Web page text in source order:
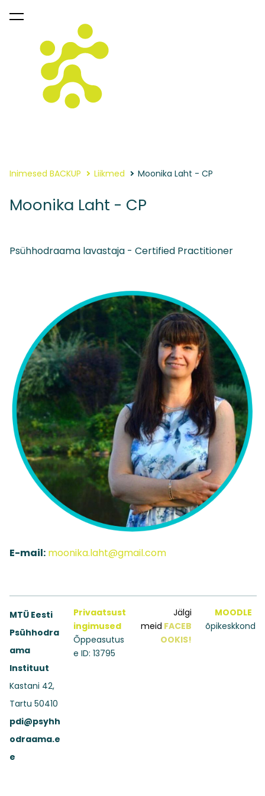
lisati ostukorvi.
Inimesed BACKUP Liikmed Moonika Laht - CP
E-mail: moonika.laht@gmail.com
Moonika Laht - CP
Psühhodraama lavastaja - Certified Practitioner
MTÜ Eesti
Psühhodra
ama
Instituut
Kastani 42,
Tartu 50410
pdi@psyhh
odraama.e
e
Privaatsust
ingimused
Õppeasutus
e ID: 13795
Jälgi
meid FACEB
OOKIS!
MOODLE
õpikeskkond